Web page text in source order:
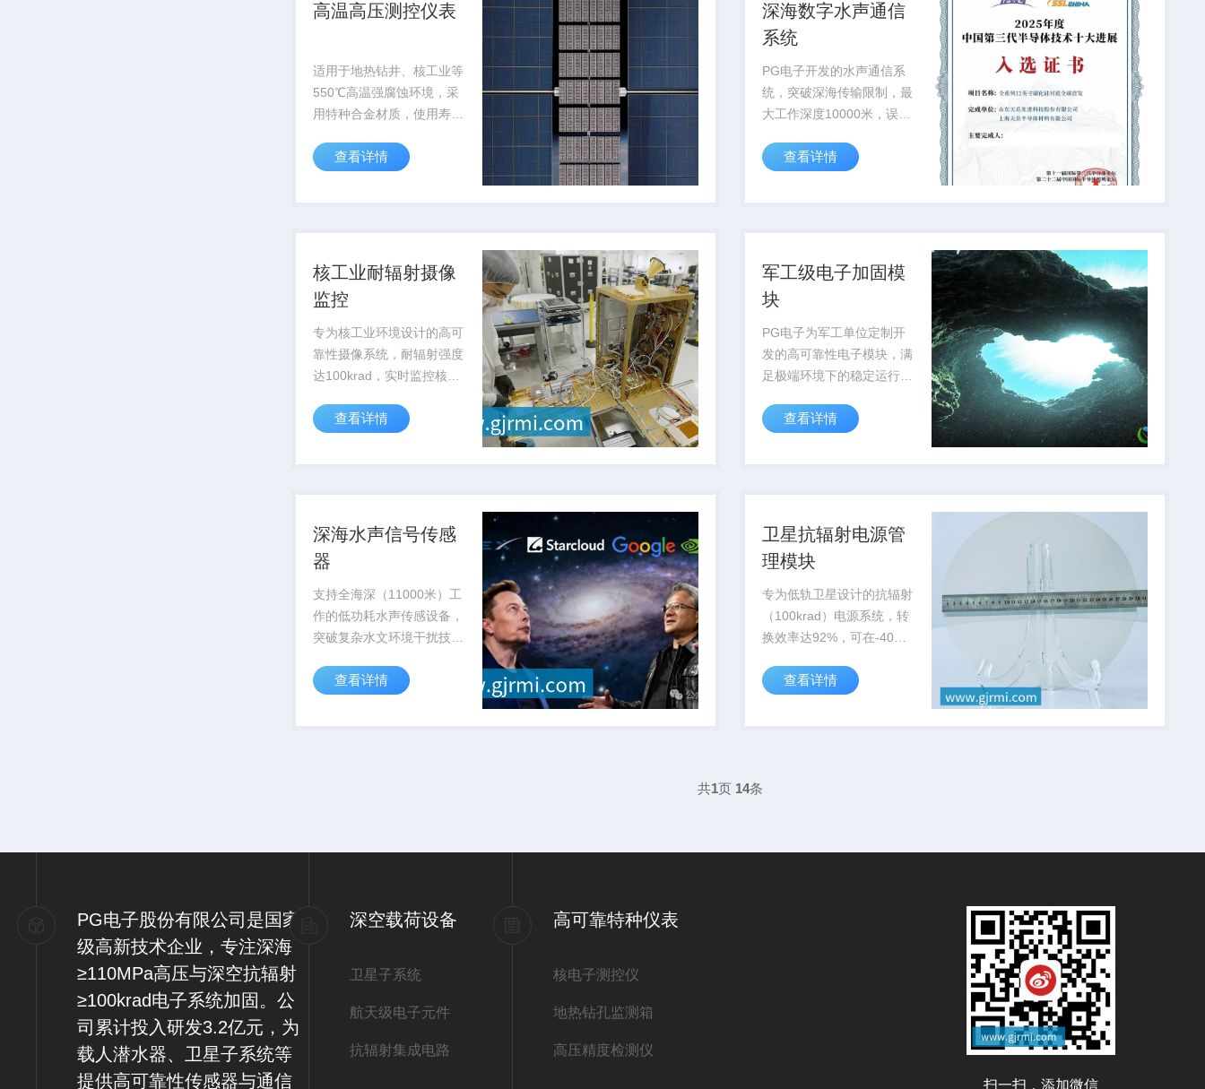
高温高压测控仪表
适用于地热钻井、核工业等
550℃高温强腐蚀环境，采
用特种合金材质，使用寿命
子模拟器官网获取...
查看详情
深海数字水声通信
系统
PG电子开发的水声通信系
统，突破深海传输限制，最
大工作深度10000米，误码
供可靠通信保障
查看详情
核工业耐辐射摄像
监控
专为核工业环境设计的高可
靠性摄像系统，耐辐射强度
达100krad，实时监控核反
安全运行
查看详情
军工级电子加固模
块
PG电子为军工单位定制开
发的高可靠性电子模块，满
足极端环境下的稳定运行要
认证查看详情
深海水声信号传感
器
支持全海深（11000米）工
作的低功耗水声传感设备，
突破复杂水文环境干扰技
达-180dB，为海洋科考与...
查看详情
卫星抗辐射电源管
理模块
专为低轨卫星设计的抗辐射
（100krad）电源系统，转
换效率达92%，可在-40℃
作，已批量应...
查看详情
共1页 14条
PG电子股份有限公司是国家
级高新技术企业，专注深海
≥110MPa高压与深空抗辐射
≥100krad电子系统加固。公
司累计投入研发3.2亿元，为
载人潜水器、卫星子系统等
提供高可靠性传感器与通信
深空载荷设备
卫星子系统
航天级电子元件
抗辐射集成电路
高可靠特种仪表
核电子测控仪
地热钻孔监测箱
高压精度检测仪
扫一扫，添加微信